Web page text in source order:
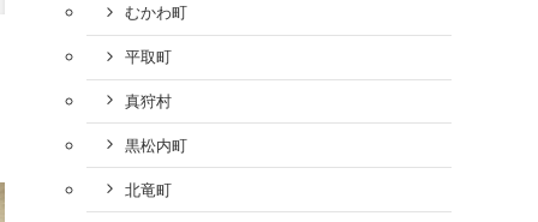
むかわ町
平取町
真狩村
黒松内町
北竜町